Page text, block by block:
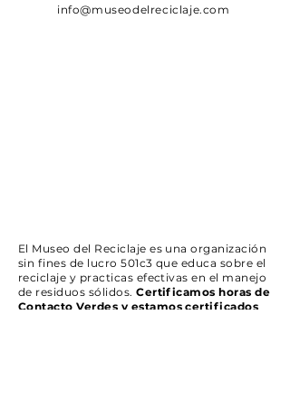
info@museodelreciclaje.com
El Museo del Reciclaje es una organización
sin fines de lucro 501c3 que educa sobre el
reciclaje y practicas efectivas en el manejo
de residuos sólidos.Certificamos horas de
Contacto Verdes y estamos certificados